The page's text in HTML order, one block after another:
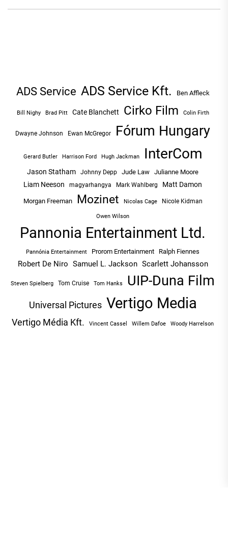
ADS Service ADS Service Kft. Ben Affleck
Bill Nighy Brad Pitt Cate Blanchett Cirko Film Colin Firth
Dwayne Johnson Ewan McGregor Fórum Hungary
Gerard Butler Harrison Ford Hugh Jackman InterCom
Jason Statham Johnny Depp Jude Law Julianne Moore
Liam Neeson magyarhangya Mark Wahlberg Matt Damon
Morgan Freeman Mozinet Nicolas Cage Nicole Kidman
Owen Wilson
Pannonia Entertainment Ltd.
Pannónia Entertainment Prorom Entertainment Ralph Fiennes
Robert De Niro Samuel L. Jackson Scarlett Johansson
Steven Spielberg Tom Cruise Tom Hanks UIP-Duna Film
Universal Pictures Vertigo Media
Vertigo Média Kft. Vincent Cassel Willem Dafoe Woody Harrelson